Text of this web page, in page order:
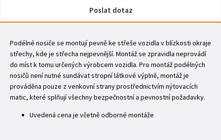
Poslat dotaz
Podélné nosiče se montují pevně ke střeše vozidla v blízkosti okraje
střechy, kde je střecha nejpevnější. Montáž se zpravidla neprovádí
do míst k tomu určených výrobcem vozidla. Pro montáž podélných
nosičů není nutné sundávat stropní látkové výplně, montáž je
prováděna pouze z venkovní strany prostřednictvím nýtovacích
matic, které splňují všechny bezpečnostní a pevnostní požadavky.
Uvedená cena je včetně odborné montáže